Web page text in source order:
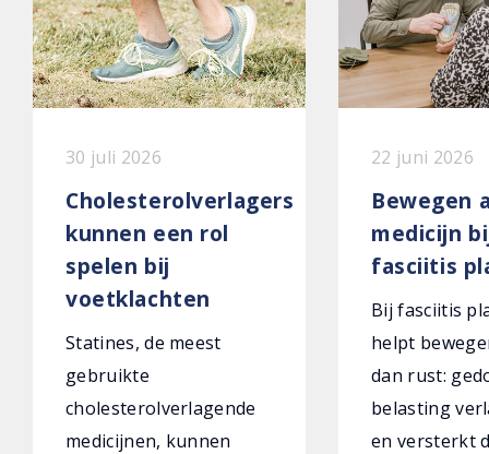
30 juli 2026
Cholesterolverlagers
kunnen een rol
spelen bij
voetklachten
Statines, de meest
gebruikte
cholesterolverlagende
medicijnen, kunnen
22 juni 2026
Bewegen
medicijn
fasciitis
Bij fasciitis
helpt
dan rust:
belasting
en versterkt